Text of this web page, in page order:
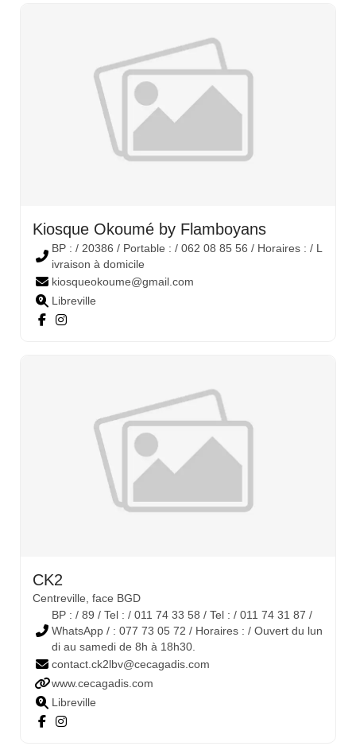
Kiosque Okoumé by Flamboyans
BP : / 20386 / Portable : / 062 08 85 56 / Horaires : / L
ivraison à domicile
kiosqueokoume@gmail.com
Libreville
CK2
Centreville, face BGD
BP : / 89 / Tel : / 011 74 33 58 / Tel : / 011 74 31 87 /
WhatsApp / : 077 73 05 72 / Horaires : / Ouvert du lun
di au samedi de 8h à 18h30.
contact.ck2lbv@cecagadis.com
www.cecagadis.com
Libreville